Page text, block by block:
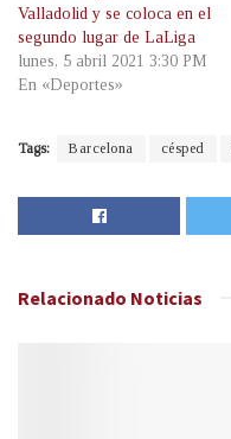
Valladolid y se coloca en el
segundo lugar de LaLiga
lunes, 5 abril 2021 3:30 PM
En «Deportes»
Tags: Barcelona césped
Relacionado Noticias